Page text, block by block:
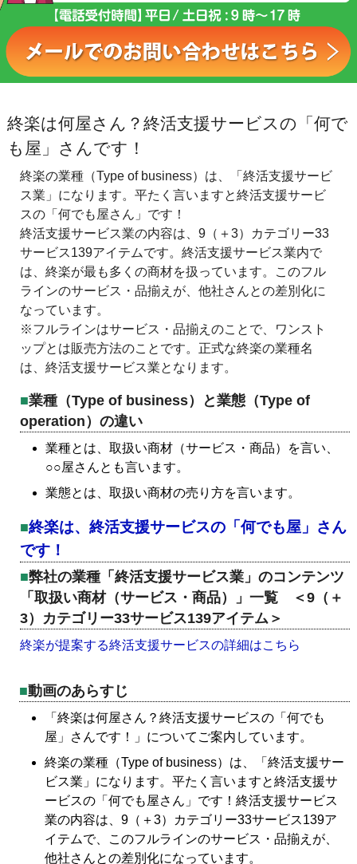
終楽は何屋さん？終活支援サービスの「何で
も屋」さんです！
終楽の業種（Type of business）は、「終活支援サービ
ス業」になります。平たく言いますと終活支援サービ
スの「何でも屋さん」です！
終活支援サービス業の内容は、9（＋3）カテゴリー33
サービス139アイテムです。終活支援サービス業内で
は、終楽が最も多くの商材を扱っています。このフル
ラインのサービス・品揃えが、他社さんとの差別化に
なっています。
※フルラインはサービス・品揃えのことで、ワンスト
ップとは販売方法のことです。正式な終楽の業種名
は、終活支援サービス業となります。
業種（Type of business）と業態（Type of
operation）の違い
業種とは、取扱い商材（サービス・商品）を言い、
○○屋さんとも言います。
業態とは、取扱い商材の売り方を言います。
終楽は、終活支援サービスの「何でも屋」さん
です！
弊社の業種「終活支援サービス業」のコンテンツ
「取扱い商材（サービス・商品）」一覧 ＜9（＋
3）カテゴリー33サービス139アイテム＞
終楽が提案する終活支援サービスの詳細はこちら
動画のあらすじ
「終楽は何屋さん？終活支援サービスの「何でも
屋」さんです！」についてご案内しています。
終楽の業種（Type of business）は、「終活支援サー
ビス業」になります。平たく言いますと終活支援サ
ービスの「何でも屋さん」です！終活支援サービス
業の内容は、9（＋3）カテゴリー33サービス139ア
イテムで、このフルラインのサービス・品揃えが、
他社さんとの差別化になっています。